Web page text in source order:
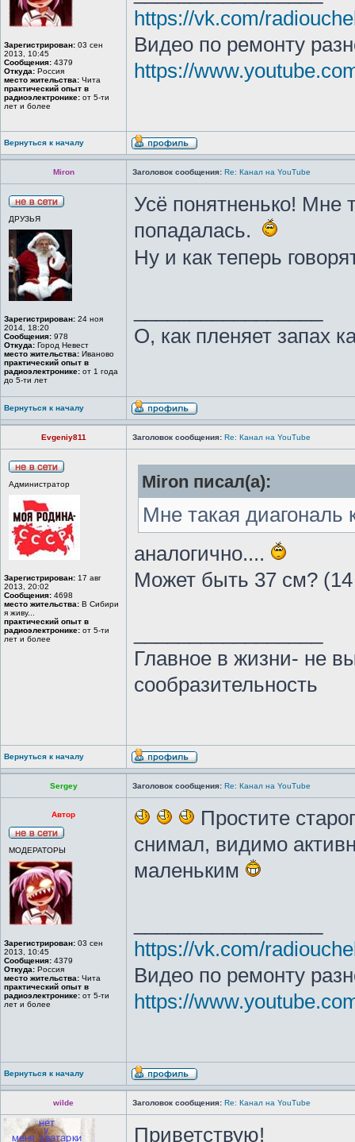
Зарегистрирован: 03 сен
2013, 10:45
Сообщения: 4379
Откуда: Россия
место жительства: Чита
практический опыт в
радиоэлектронике: от 5-ти
лет и более
https://vk.com/
Видео по ремонту
https://
Вернуться к началу
Miron Заголовок сообщения: Re: Канал на YouTube
ДРУЗЬЯ
Зарегистрирован: 24 ноя
2014, 18:20
Сообщения: 978
Откуда: Город Невест
место жительства: Иваново
практический опыт в
радиоэлектронике: от 1 года
до 5-ти лет
Усё понятненько! Мне
попадалась.
Ну и как теперь
О, как пленяет запах
Вернуться к началу
Evgeniy811 Заголовок сообщения: Re: Канал на YouTube
Администратор
Зарегистрирован: 17 авг
2013, 20:02
Сообщения: 4698
место жительства: В Сибири
я живу...
практический опыт в
радиоэлектронике: от 5-ти
лет и более
Miron писал(а):
Мне такая диагональ
аналогично....
Может быть 37 см?
Главное в жизни- не
сообразительность
Вернуться к началу
Sergey Заголовок сообщения: Re: Канал на YouTube
Автор
МОДЕРАТОРЫ
Зарегистрирован: 03 сен
2013, 10:45
Сообщения: 4379
Откуда: Россия
место жительства: Чита
практический опыт в
радиоэлектронике: от 5-ти
лет и более
Простите
снимал, видимо
маленьким
https://vk.com/
Видео по ремонту
https://
Вернуться к началу
wilde Заголовок сообщения: Re: Канал на YouTube
Приветствую!